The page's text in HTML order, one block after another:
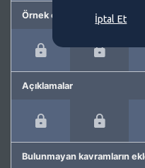
Örnek cümleler
Açıklamalar
Bulunmayan kavramların
İptal Et